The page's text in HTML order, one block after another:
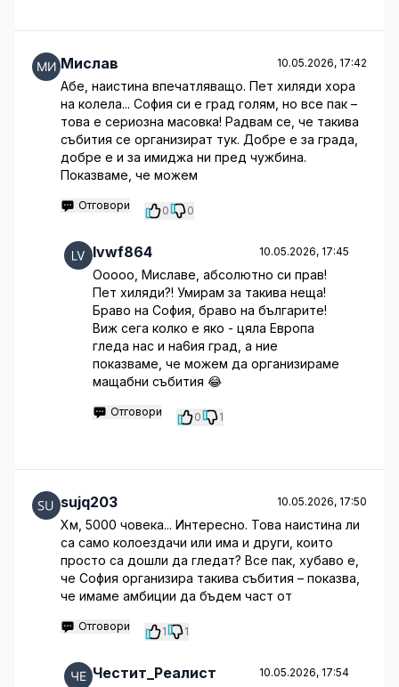
Мислав 10.05.2026, 17:42
Абе, наистина впечатляващо. Пет хиляди хора
на колела... София си е град голям, но все пак –
това е сериозна масовка! Радвам се, че такива
събития се организират тук. Добре е за града,
добре е и за имиджа ни пред чужбина.
Показваме, че можем
Отговори 0 0
lvwf864 10.05.2026, 17:45
Ооооо, Миславе, абсолютно си прав!
Пет хиляди?! Умирам за такива неща!
Браво на София, браво на българите!
Виж сега колко е яко - цяла Европа
гледа нас и на6ия град, а ние
показваме, че можем да организираме
мащабни събития 😂
Отговори 0 1
sujq203 10.05.2026, 17:50
Хм, 5000 човека... Интересно. Това наистина ли
са само колоездачи или има и други, които
просто са дошли да гледат? Все пак, хубаво е,
че София организира такива събития – показва,
че имаме амбиции да бъдем част от
Отговори 1 1
Честит_Реалист 10.05.2026, 17:54